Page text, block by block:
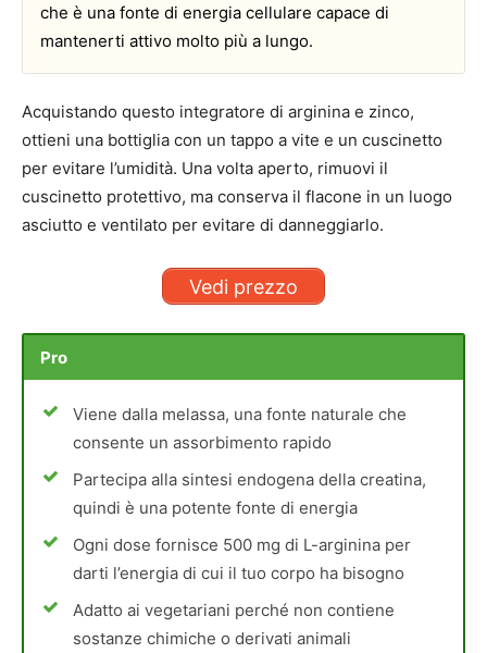
che è una fonte di energia cellulare capace di
mantenerti attivo molto più a lungo.
Acquistando questo integratore di arginina e zinco,
ottieni una bottiglia con un tappo a vite e un cuscinetto
per evitare l’umidità. Una volta aperto, rimuovi il
cuscinetto protettivo, ma conserva il flacone in un luogo
asciutto e ventilato per evitare di danneggiarlo.
Vedi prezzo
Pro
Viene dalla melassa, una fonte naturale che
consente un assorbimento rapido
Partecipa alla sintesi endogena della creatina,
quindi è una potente fonte di energia
Ogni dose fornisce 500 mg di L-arginina per
darti l’energia di cui il tuo corpo ha bisogno
Adatto ai vegetariani perché non contiene
sostanze chimiche o derivati animali